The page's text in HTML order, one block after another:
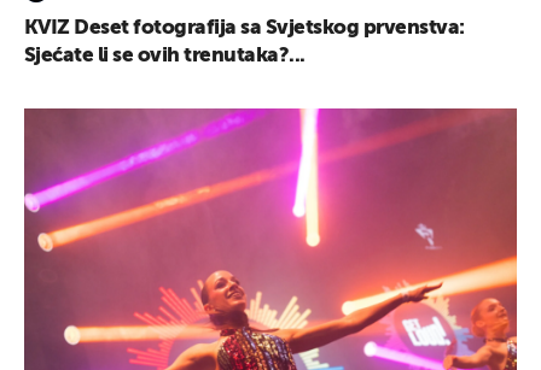
KVIZ Deset fotografija sa Svjetskog prvenstva:
Sjećate li se ovih trenutaka?...